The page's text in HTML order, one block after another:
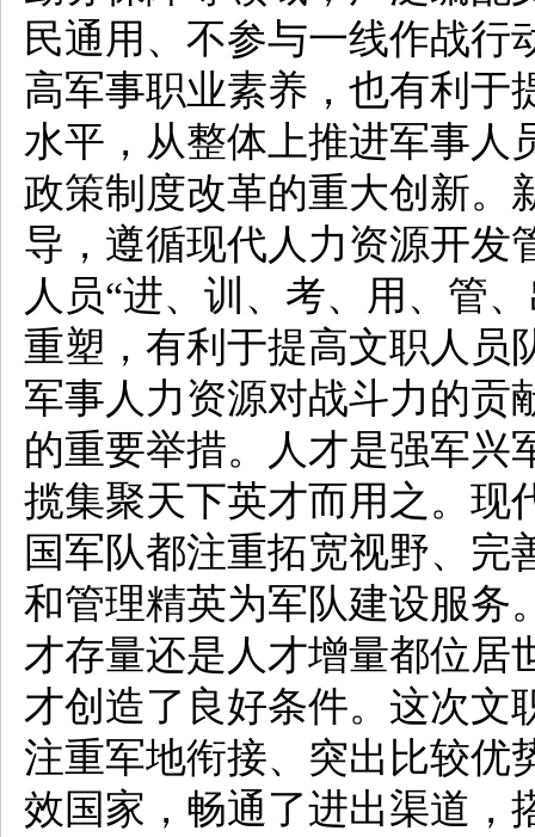
民通用、不参与一线作战行
高军事职业素养，也有利于
水平，从整体上推进军事人
政策制度改革的重大创新。
导，遵循现代人力资源开发
人员“进、训、考、用、管
重塑，有利于提高文职人员
军事人力资源对战斗力的贡
的重要举措。人才是强军兴
揽集聚天下英才而用之。现
国军队都注重拓宽视野、完
和管理精英为军队建设服务
才存量还是人才增量都位居
才创造了良好条件。这次文
注重军地衔接、突出比较优
效国家，畅通了进出渠道，